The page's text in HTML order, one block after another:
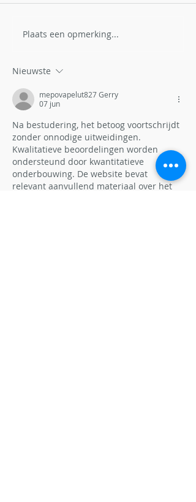
Hoe bejagen en bestrijden
Plaats een opmerking...
Nieuwste
mepovapelut827 Gerry
07 jun
Na bestudering, het betoog voortschrijdt
zonder onnodige uitweidingen.
Kwalitatieve beoordelingen worden
ondersteund door kwantitatieve
onderbouwing. De website bevat
relevant aanvullend materiaal over het